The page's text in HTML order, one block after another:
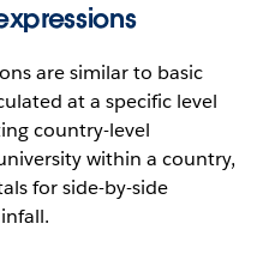
are similar to basic
at a specific level
country-level
within a country,
for side-by-side